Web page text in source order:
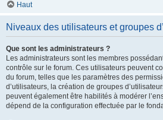
Haut
Niveaux des utilisateurs et groupes
Que sont les administrateurs ?
Les administrateurs sont les membres
contrôle sur le forum. Ces utilisateurs peuvent
du forum, telles que les paramètres des
d’utilisateurs, la création de groupes
peuvent également être habilités à modérer
dépend de la configuration effectuée par le